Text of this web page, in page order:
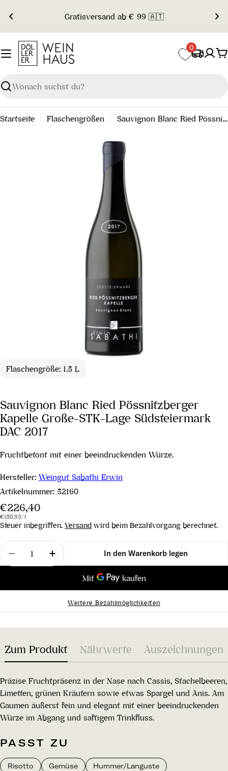
Inhalt
springen
Gratisversand ab € 99 🇦🇹
Suchen
0
Startseite Flaschengrößen Sauvignon Blanc Ried Pössnitzberger Kapelle Große-STK-Lage Südsteiermark DAC 2017
Flaschengröße: 1.5 L
Sauvignon Blanc Ried Pössnitzberger
Kapelle Große-STK-Lage Südsteiermark
DAC 2017
Fruchtbetont mit einer beeindruckenden Würze.
Hersteller: Weingut Sabathi Erwin
Artikelnummer: 52160
Regulärer
Preis
€226,40
Stückpreis
€150,93/pro
l
Steuer inbegriffen. Versand wird beim Bezahlvorgang berechnet.
Menge
Menge für Sauvignon Blanc Ried Pössnitzberger
Menge für Sauvignon Blanc Ried
In den Warenkorb legen
Weitere Bezahlmöglichkeiten
Zum Produkt Nährwerte Auszeichnungen
Präzise Fruchtpräsenz in der Nase nach Cassis, Stachelbeeren,
Limetten, grünen Kräutern sowie etwas Spargel und Anis. Am
Gaumen äußerst fein und elegant mit einer beeindruckenden
Würze im Abgang und saftigem Trinkfluss.
PASST ZU
Risotto Gemüse
Hummer/Languste